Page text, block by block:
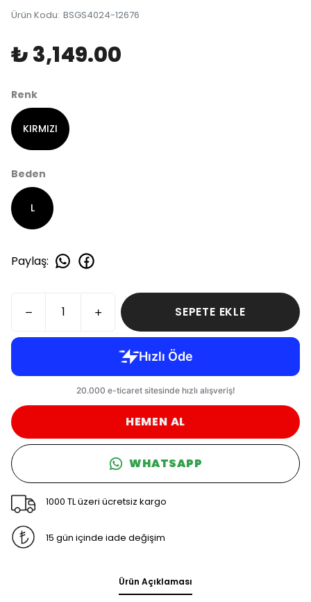
Ürün Kodu: BSGS4024-12676
₺ 3,149.00
Renk
KIRMIZI
Beden
L
Paylaş:
SEPETE EKLE
HEMEN AL
WHATSAPP
1000 TL üzeri ücretsiz kargo
15 gün içinde iade değişim
Ürün Açıklaması